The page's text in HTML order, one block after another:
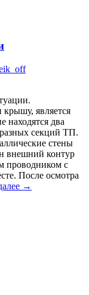
является
два
секций ТП.
стены
внешний контур
проводником с
После осмотра
→